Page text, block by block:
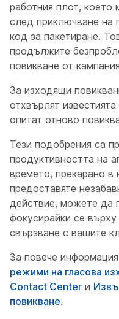
работния плот,
след приключване на
код за пакетиране.
продължите
повикване от
За изходящи
отхвърлят
опитат отново
Тези подобрения са
продуктивността на
времето, прекарано в
предоставяте
действие, можете да
фокусирайки се
свързване с вашите
За повече
режими на гласова
Contact Center и
повикване.